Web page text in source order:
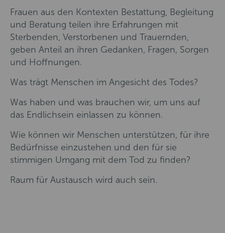
Frauen aus den Kontexten Bestattung, Begleitung
und Beratung teilen ihre Erfahrungen mit
Sterbenden, Verstorbenen und Trauernden,
geben Anteil an ihren Gedanken, Fragen, Sorgen
und Hoffnungen.
Was trägt Menschen im Angesicht des Todes?
Was haben und was brauchen wir, um uns auf
das Endlichsein einlassen zu können.
Wie können wir Menschen unterstützen, für ihre
Bedürfnisse einzustehen und den für sie
stimmigen Umgang mit dem Tod zu finden?
Raum für Austausch wird auch sein.